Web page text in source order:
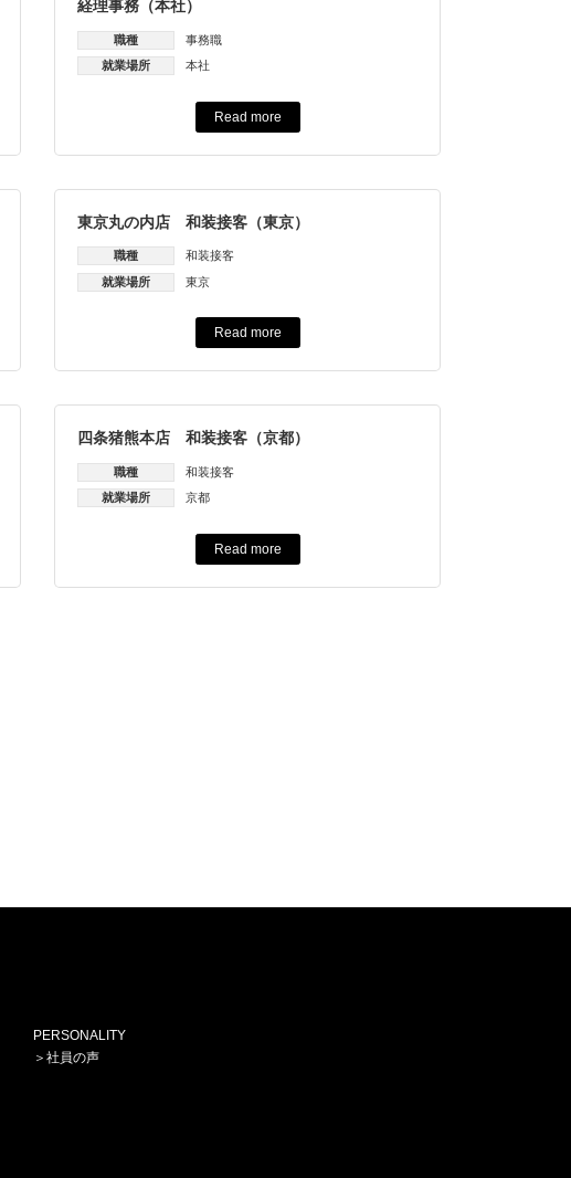
経理事務（本社）
職種
事務職
就業場所
本社
Read more
東京丸の内店 和装接客（東京）
職種
和装接客
就業場所
東京
Read more
四条猪熊本店 和装接客（京都）
職種
和装接客
就業場所
京都
Read more
PERSONALITY
＞ 社員の声